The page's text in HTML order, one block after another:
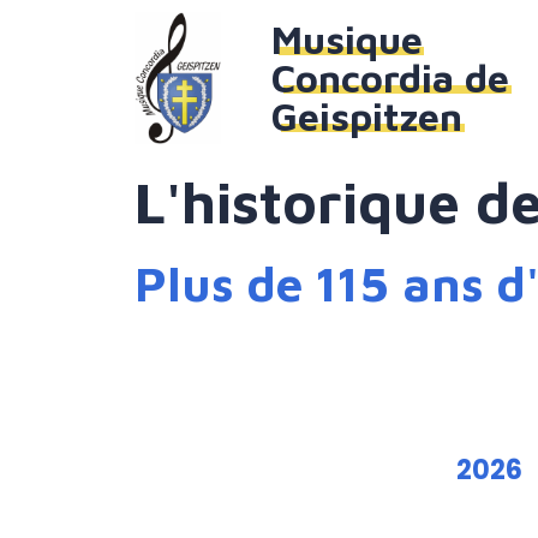
Musique
Concordia de
Geispitzen
L'historique
Plus de 115 ans
2026